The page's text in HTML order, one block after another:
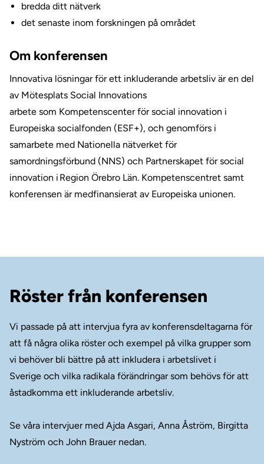
bredda ditt nätverk
det senaste inom forskningen på området
Om konferensen
Innovativa lösningar för ett inkluderande arbetsliv är en del
av Mötesplats Social Innovations
arbete som Kompetenscenter för social innovation i
Europeiska socialfonden (ESF+), och genomförs i
samarbete med Nationella nätverket för
samordningsförbund (NNS) och Partnerskapet för social
innovation i Region Örebro Län. Kompetenscentret samt
konferensen är medfinansierat av Europeiska unionen.
Röster från konferensen
Vi passade på att intervjua fyra av konferensdeltagarna för
att få några olika röster och exempel på vilka grupper som
vi behöver bli bättre på att inkludera i arbetslivet i
Sverige och vilka radikala förändringar som behövs för att
åstadkomma ett inkluderande arbetsliv.
Se våra intervjuer med Ajda Asgari, Anna Åström, Birgitta
Nyström och John Brauer nedan.